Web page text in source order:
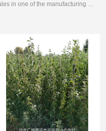
Development, design, production and sales in one of the manufacturing enterprises